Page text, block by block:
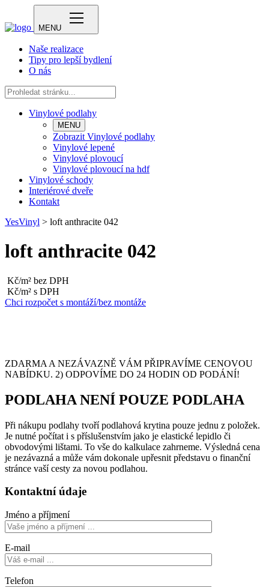
MENU
Naše realizace
Tipy pro lepší bydlení
O nás
Vinylové podlahy
MENU
Zobrazit Vinylové podlahy
Vinylové lepené
Vinylové plovoucí
Vinylové plovoucí na hdf
Vinylové schody
Interiérové dveře
Kontakt
YesVinyl > loft anthracite 042
loft anthracite 042
Kč/m² bez DPH
Kč/m² s DPH
Chci rozpočet s montáží/bez montáže
ZDARMA A NEZÁVAZNĚ VÁM PŘIPRAVÍME CENOVOU
NABÍDKU. 2) ODPOVÍME DO 24 HODIN OD PODÁNÍ!
PODLAHA NENÍ POUZE PODLAHA
Při nákupu podlahy tvoří podlahová krytina pouze jednu z položek.
Je nutné počítat i s příslušenstvím jako je elastické lepidlo či
obvodovými lištami. To vše do kalkulace zahrneme. Výsledná cena
je nezávazná a může vám dokonale upřesnit představu o finanční
stránce vaší cesty za novou podlahou.
Kontaktní údaje
Jméno a příjmení
E-mail
Telefon